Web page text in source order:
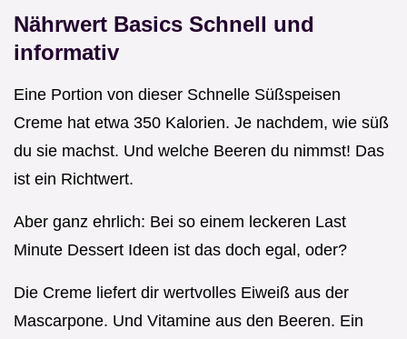
Nährwert Basics Schnell und
informativ
Eine Portion von dieser Schnelle Süßspeisen
Creme hat etwa 350 Kalorien. Je nachdem, wie süß
du sie machst. Und welche Beeren du nimmst! Das
ist ein Richtwert.
Aber ganz ehrlich: Bei so einem leckeren Last
Minute Dessert Ideen ist das doch egal, oder?
Die Creme liefert dir wertvolles Eiweiß aus der
Mascarpone. Und Vitamine aus den Beeren. Ein